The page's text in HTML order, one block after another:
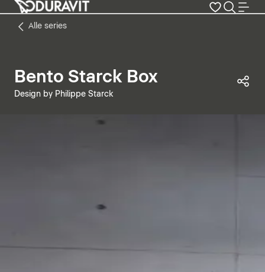
Alle series
Bento Starck Box
Design by Philippe Starck